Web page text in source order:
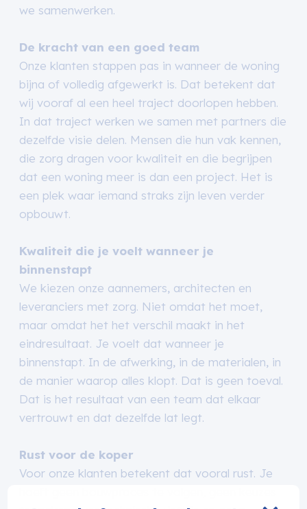
we samenwerken.
De kracht van een goed team
Onze klanten stappen pas in wanneer de woning
bijna of volledig afgewerkt is. Dat betekent dat
wij vooraf al een heel traject doorlopen hebben.
In dat traject werken we samen met partners die
dezelfde visie delen. Mensen die hun vak kennen,
die zorg dragen voor kwaliteit en die begrijpen
dat een woning meer is dan een project. Het is
een plek waar iemand straks zijn leven verder
opbouwt.
Kwaliteit die je voelt wanneer je
binnenstapt
We kiezen onze aannemers, architecten en
leveranciers met zorg. Niet omdat het moet,
maar omdat het het verschil maakt in het
eindresultaat. Je voelt dat wanneer je
binnenstapt. In de afwerking, in de materialen, in
de manier waarop alles klopt. Dat is geen toeval.
Dat is het resultaat van een team dat elkaar
vertrouwt en dat dezelfde lat legt.
Rust voor de koper
Voor onze klanten betekent dat vooral rust. Je